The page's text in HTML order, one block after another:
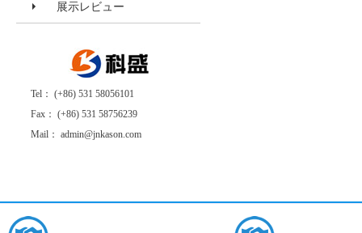
展示レビュー
Tel： (+86) 531 58056101
Fax： (+86) 531 58756239
Mail： admin@jnkason.com